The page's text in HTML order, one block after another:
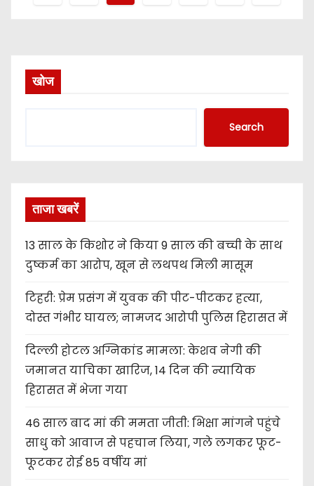
t
v
i
g
a
t
i
o
n
खोज
Search
ताजा खबरें
13 साल के किशोर ने किया 9 साल की बच्ची के साथ
दुष्कर्म का आरोप, खून से लथपथ मिली मासूम
टिहरी: प्रेम प्रसंग में युवक की पीट-पीटकर हत्या,
दोस्त गंभीर घायल; नामजद आरोपी पुलिस हिरासत में
दिल्ली होटल अग्निकांड मामला: केशव नेगी की
जमानत याचिका खारिज, 14 दिन की न्यायिक
हिरासत में भेजा गया
46 साल बाद मां की ममता जीती: भिक्षा मांगने पहुंचे
साधु को आवाज से पहचान लिया, गले लगकर फूट-
फूटकर रोई 85 वर्षीय मां